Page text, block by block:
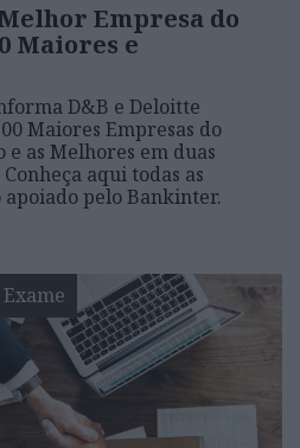
Empresa do
Maiores e
D&B e Deloitte
Maiores Empresas do
e as Melhores em duas
aqui todas as
pelo Bankinter.
Exame